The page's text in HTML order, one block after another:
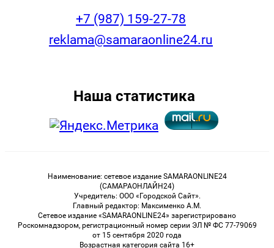
+7 (987) 159-27-78
reklama@samaraonline24.ru
Наша статистика
Наименование: сетевое издание SAMARAONLINE24
(САМАРАОНЛАЙН24)
Учредитель: ООО «Городской Сайт».
Главный редактор: Максименко А.М.
Сетевое издание «SAMARAONLINE24» зарегистрировано
Роскомнадзором, регистрационный номер серии ЭЛ № ФС 77-79069
от 15 сентября 2020 года
Возрастная категория сайта 16+